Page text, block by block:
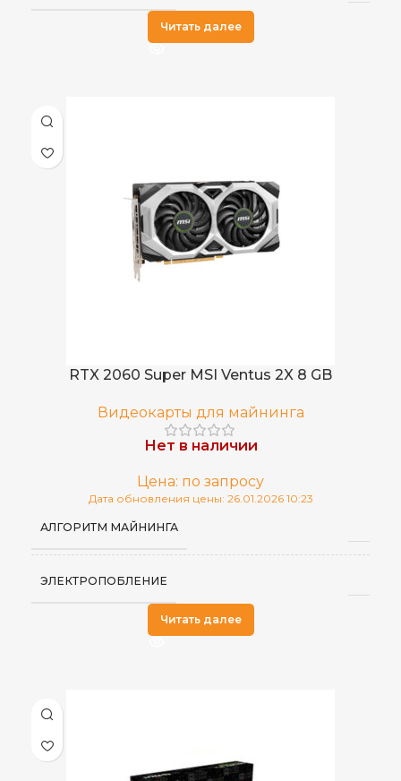
Читать далее
RTX 2060 Super MSI Ventus 2X 8 GB
Видеокарты для майнинга
Нет в наличии
Цена: по запросу
Дата обновления цены: 26.01.2026 10:23
АЛГОРИТМ МАЙНИНГА
ЭЛЕКТРОПОБЛЕНИЕ
Читать далее